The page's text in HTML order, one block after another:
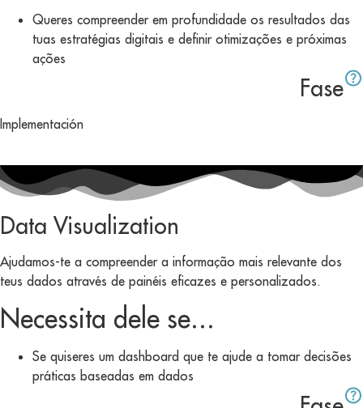
Queres compreender em profundidade os resultados das
tuas estratégias digitais e definir otimizações e próximas
ações
Fase
Implementación
Data Visualization
Ajudamos-te a compreender a informação mais relevante dos
teus dados através de painéis eficazes e personalizados.
Necessita dele se...
Se quiseres um dashboard que te ajude a tomar decisões
práticas baseadas em dados